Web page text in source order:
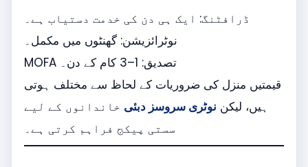
ڈرافٹنگ: ایک ہی دن کی خدمت دستیاب ہے۔
نوٹرائزیشن: گھنٹوں میں مکمل۔
MOFA تصدیق: 1–3 کام کے دن۔
قیمتیں منزل کی ضروریات کے لحاظ سے مختلف ہوتی
ہیں، لیکن نوٹری سروسز دبئی خاندانوں کے لیے
سستی پیکج فراہم کرتی ہے۔